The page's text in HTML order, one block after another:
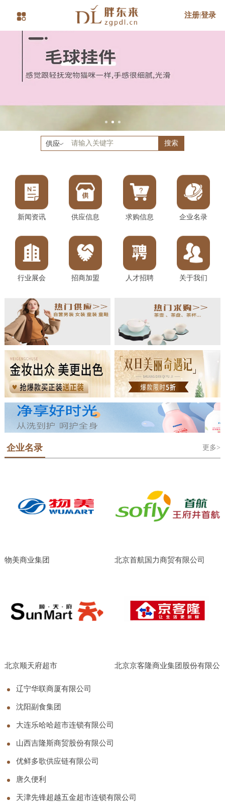
注册 |登录
供应 搜索
新闻资讯 供应信息 求购信息 企业名录
行业展会 招商加盟 人才招聘 关于我们
企业名录 更多>
物美商业集团 北京首航国力商贸有限公司
北京顺天府超市 北京京客隆商业集团股份有限公
辽宁华联商厦有限公司
沈阳副食集团
大连乐哈哈超市连锁有限公司
山西吉隆斯商贸股份有限公司
优鲜多歌供应链有限公司
唐久便利
天津先锋超越五金超市连锁有限公司